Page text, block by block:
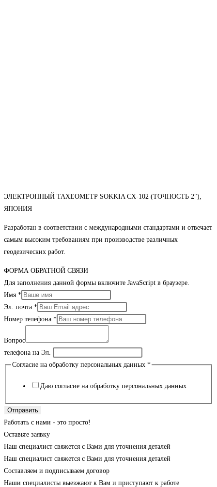
ЭЛЕКТРОННЫЙ ТАХЕОМЕТР SOKKIA CX-102 (ТОЧНОСТЬ 2"),
ЯПОНИЯ
Разработан в соответствии с международными стандартами и отвечает
самым высоким требованиям при производстве различных
геодезических работ.
ФОРМА ОБРАТНОЙ СВЯЗИ
Для заполнения данной формы включите JavaScript в браузере.
Имя *
Эл. почта *
Номер телефона *
Вопрос
телефона на Эл.
Согласие на обработку персональных данных *
Даю согласие на обработку персональных данных
Отправить
Работать с нами - это просто!
Оставьте заявку
Наш специалист свяжется с Вами для уточнения деталей
Наш специалист свяжется с Вами для уточнения деталей
Составляем и подписываем договор
Наши специалисты выезжают к Вам и приступают к работе